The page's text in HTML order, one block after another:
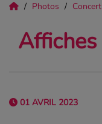
Photos Concert
Affiches
01 AVRIL 2023